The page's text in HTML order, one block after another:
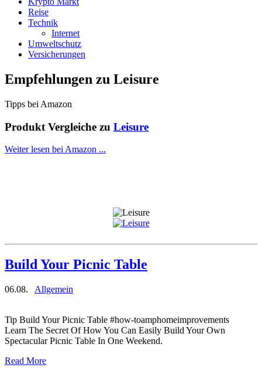
Reise
Technik
Internet
Umweltschutz
Versicherungen
Empfehlungen zu Leisure
Tipps bei Amazon
Produkt Vergleiche zu Leisure
Weiter lesen bei Amazon ...
Build Your Picnic Table
06.08. Allgemein
Tip Build Your Picnic Table #how-toamphomeimprovements
Learn The Secret Of How You Can Easily Build Your Own
Spectacular Picnic Table In One Weekend.
Read More